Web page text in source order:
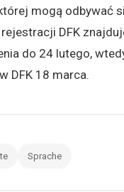
mogą odbywać
rejestracji DFK
do 24 lutego,
DFK 18 marca.
Sprache